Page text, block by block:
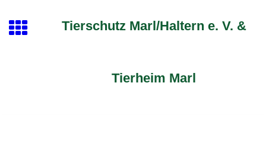
Tierschutz Marl/Haltern e. V. &
Tierheim Marl